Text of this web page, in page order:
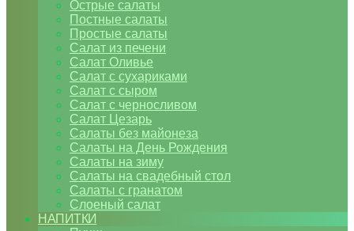
Острые салаты
Постные салаты
Простые салаты
Салат из печени
Салат Оливье
Салат с сухариками
Салат с сыром
Салат с черносливом
Салат Цезарь
Салаты без майонеза
Салаты на День Рождения
Салаты на зиму
Салаты на свадебный стол
Салаты с гранатом
Слоеный салат
НАПИТКИ